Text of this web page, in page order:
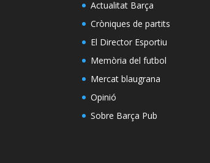
Actualitat Barça
Cròniques de partits
El Director Esportiu
Memòria del futbol
Mercat blaugrana
Opinió
Sobre Barça Pub